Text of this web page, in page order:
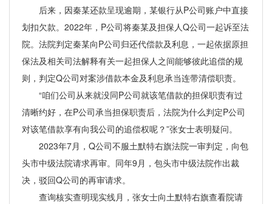
后来，因秦某还款呈现逾期，某银行从P公司账户中直接
划扣欠款。2022年，P公司将秦某及担保人Q公司一起诉至法
院。法院判定秦某向P公司归还代偿款及利息，一起依据原担
保法及相关司法解释有关一起担保人之间能够彼此追偿的规
则，判定Q公司对案涉借款本金及利息承当连带清偿职责。
“咱们公司从来就没同P公司就该笔借款的担保职责有过
清晰约好，在P公司承当担保职责后，法院为什么判定P公司
对该笔借款享有向我公司的追偿权呢？”张女士表明疑问。
2023年7月，Q公司不服土默特右旗法院一审判定，向包
头市中级法院请求再审。同年9月，包头市中级法院作出裁
决，驳回Q公司的再审请求。
查询核实查明现实线月，张女士向土默特右旗查看院请